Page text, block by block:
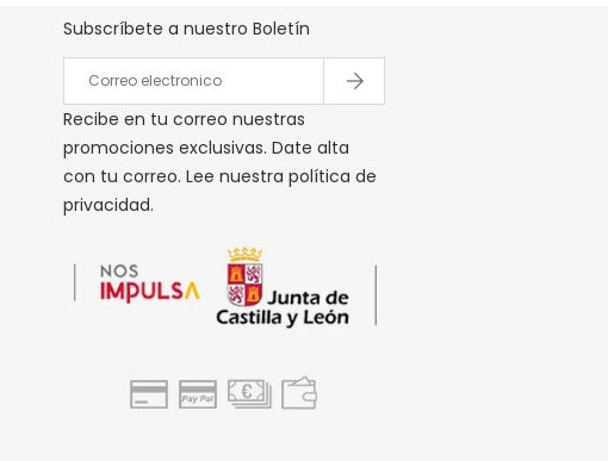
Subscríbete a nuestro Boletín
Recibe en tu correo nuestras
promociones exclusivas. Date alta
con tu correo. Lee nuestra política de
privacidad.